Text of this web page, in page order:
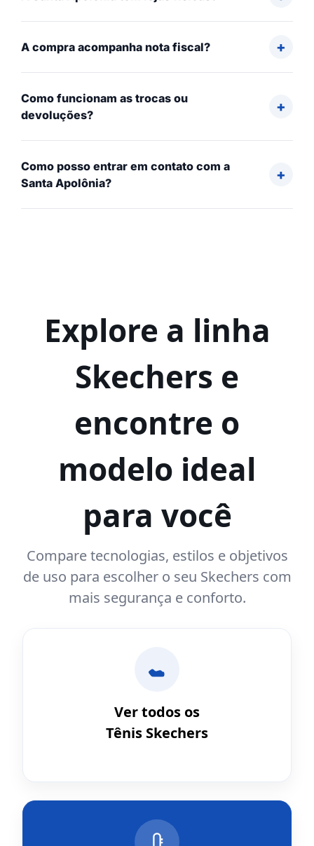
A compra acompanha nota fiscal?
Como funcionam as trocas ou
devoluções?
Como posso entrar em contato com a
Santa Apolônia?
Explore a linha
Skechers e
encontre o
modelo ideal
para você
Compare tecnologias, estilos e objetivos
de uso para escolher o seu Skechers com
mais segurança e conforto.
Ver todos os
Tênis Skechers